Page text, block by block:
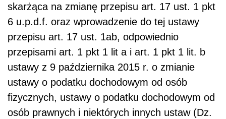
wprowadzonych zmian, które weszły w życie
od 1 stycznia 2016 r., a zatem nie mają
zastosowania w niniejszej sprawie, za
przychód z kapitałów pieniężnych uważa się
przychody z odpłatnego zbycia udziałów (akcji)
oraz papierów wartościowych (art. 17 ust. 1
pkt 6 lit. a u.p.d.f. w nowym brzmieniu).
Przychód ten powstaje w momencie